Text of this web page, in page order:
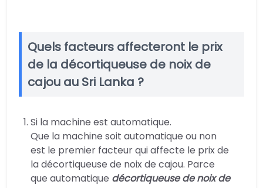
Quels facteurs affecteront le prix
de la décortiqueuse de noix de
cajou au Sri Lanka ?
Si la machine est automatique.
Que la machine soit automatique ou non
est le premier facteur qui affecte le prix de
la décortiqueuse de noix de cajou. Parce
que automatique décortiqueuse de noix de